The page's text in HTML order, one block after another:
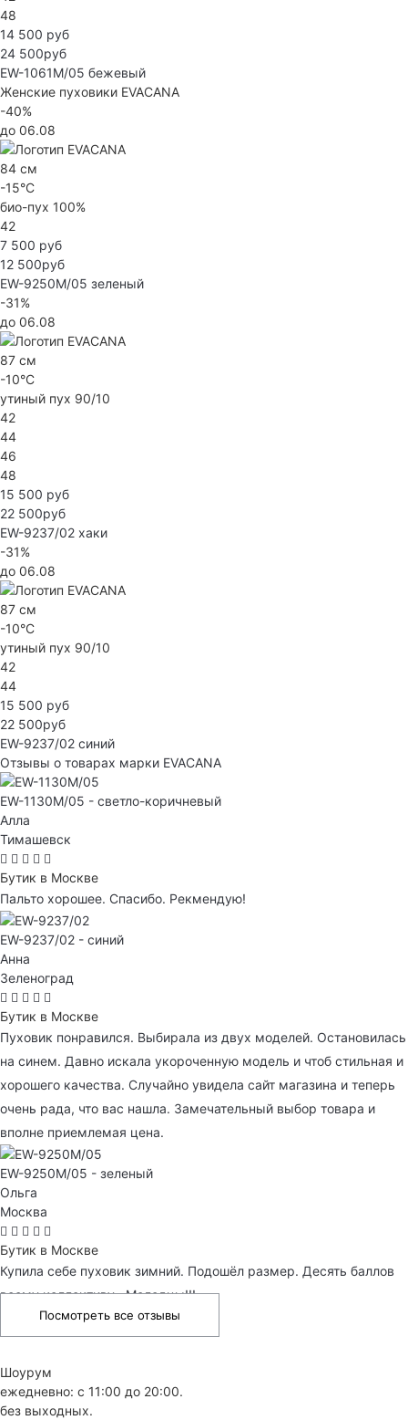
48
14 500 руб
24 500руб
EW-1061M/05 бежевый
Женские пуховики EVACANA
-40%
до 06.08
84 см
-15°C
био-пух 100%
42
7 500 руб
12 500руб
EW-9250M/05 зеленый
-31%
до 06.08
87 см
-10°C
утиный пух 90/10
42
44
46
48
15 500 руб
22 500руб
EW-9237/02 хаки
-31%
до 06.08
87 см
-10°C
утиный пух 90/10
42
44
15 500 руб
22 500руб
EW-9237/02 синий
Отзывы о товарах марки EVACANA
EW-1130M/05 - светло-коричневый
Алла
Тимашевск
Бутик в Москве
Пальто хорошее. Спасибо. Рекмендую!
EW-9237/02 - синий
Анна
Зеленоград
Бутик в Москве
Пуховик понравился. Выбирала из двух моделей. Остановилась
на синем. Давно искала укороченную модель и чтоб стильная и
хорошего качества. Случайно увидела сайт магазина и теперь
очень рада, что вас нашла. Замечательный выбор товара и
вполне приемлемая цена.
EW-9250M/05 - зеленый
Ольга
Москва
Бутик в Москве
Купила себе пуховик зимний. Подошёл размер. Десять баллов
всему коллективу . Молодцы!!!
Посмотреть все отзывы
Шоурум
ежедневно: с 11:00 до 20:00.
без выходных.